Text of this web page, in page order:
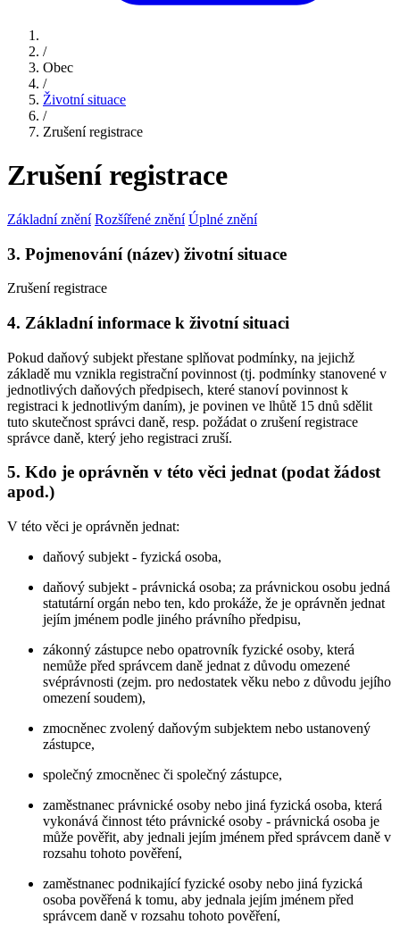
/
Obec
/
Životní situace
/
Zrušení registrace
Zrušení registrace
Základní znění Rozšířené znění Úplné znění
3. Pojmenování (název) životní situace
Zrušení registrace
4. Základní informace k životní situaci
Pokud daňový subjekt přestane splňovat podmínky, na jejichž
základě mu vznikla registrační povinnost (tj. podmínky stanovené v
jednotlivých daňových předpisech, které stanoví povinnost k
registraci k jednotlivým daním), je povinen ve lhůtě 15 dnů sdělit
tuto skutečnost správci daně, resp. požádat o zrušení registrace
správce daně, který jeho registraci zruší.
5. Kdo je oprávněn v této věci jednat (podat žádost
apod.)
V této věci je oprávněn jednat:
daňový subjekt - fyzická osoba,
daňový subjekt - právnická osoba; za právnickou osobu jedná
statutární orgán nebo ten, kdo prokáže, že je oprávněn jednat
jejím jménem podle jiného právního předpisu,
zákonný zástupce nebo opatrovník fyzické osoby, která
nemůže před správcem daně jednat z důvodu omezené
svéprávnosti (zejm. pro nedostatek věku nebo z důvodu jejího
omezení soudem),
zmocněnec zvolený daňovým subjektem nebo ustanovený
zástupce,
společný zmocněnec či společný zástupce,
zaměstnanec právnické osoby nebo jiná fyzická osoba, která
vykonává činnost této právnické osoby - právnická osoba je
může pověřit, aby jednali jejím jménem před správcem daně v
rozsahu tohoto pověření,
zaměstnanec podnikající fyzické osoby nebo jiná fyzická
osoba pověřená k tomu, aby jednala jejím jménem před
správcem daně v rozsahu tohoto pověření,